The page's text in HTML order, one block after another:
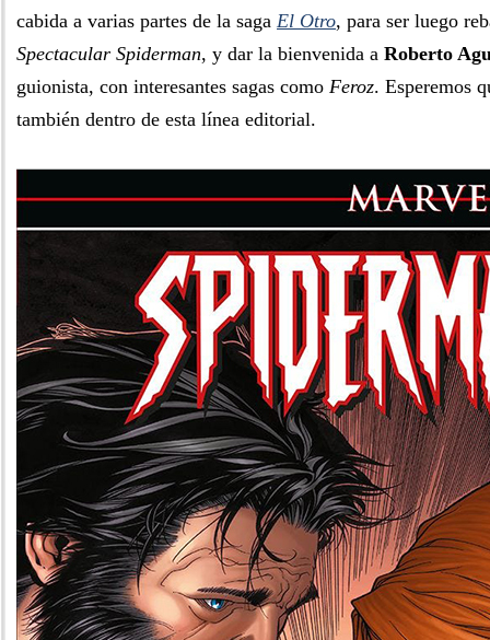
cabida a varias partes de la saga El Otro, para ser luego
Spectacular Spiderman, y dar la bienvenida a Roberto
guionista, con interesantes sagas como Feroz. Esperemos
también dentro de esta línea editorial.